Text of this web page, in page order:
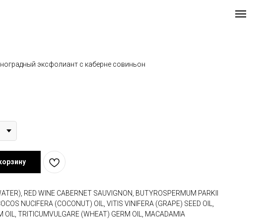
эксфолиант с каберне совиньон
RED WINE CABERNET SAUVIGNON, BUTYROSPERMUM PARKII
NUCIFERA (COCONUT) OIL, VITIS VINIFERA (GRAPE) SEED OIL,
OIL, TRITICUMVULGARE (WHEAT) GERM OIL, MACADAMIA